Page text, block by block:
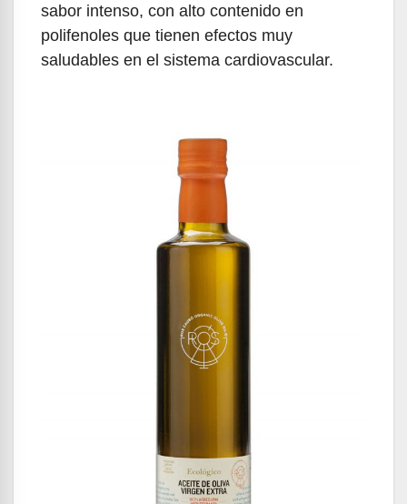
sabor intenso, con alto contenido en
polifenoles que tienen efectos muy
saludables en el sistema cardiovascular.